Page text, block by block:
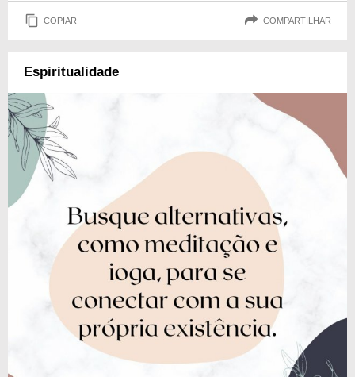
COPIAR COMPARTILHAR
Espiritualidade